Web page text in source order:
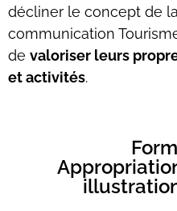
décliner le concept de
communication
de valoriser leurs
et activités.